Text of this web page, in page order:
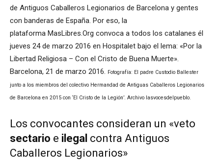
de Antiguos Caballeros Legionarios de Barcelona y gentes
con banderas de España. Por eso, la
plataforma MasLibres.Org convoca a todos los catalanes él
jueves 24 de marzo 2016 en Hospitalet bajo el lema: «Por la
Libertad Religiosa – Con el Cristo de Buena Muerte».
Barcelona, 21 de marzo 2016. Fotografía: El padre Custodio Ballester
junto a los miembros del colectivo Hermandad de Antiguas Caballeros Legionarios
de Barcelona en 2015 con ‘El Cristo de la Legión’. Archivo lasvocesdelpueblo.
Los convocantes consideran un «veto
sectario e ilegal contra Antiguos
Caballeros Legionarios»